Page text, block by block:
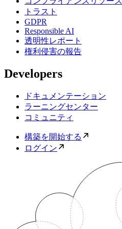
トラスト
GDPR
Responsible AI
透明性レポート
権利侵害の報告
Developers
ドキュメンテーション
ラーニングセンター
コミュニティ
構築を開始する
ログイン